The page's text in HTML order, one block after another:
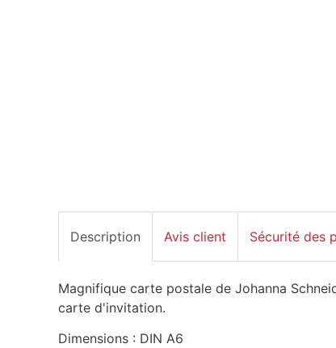
Description Avis client Sécurité des
Magnifique carte postale de Johanna
carte d'invitation.
Dimensions : DIN A6